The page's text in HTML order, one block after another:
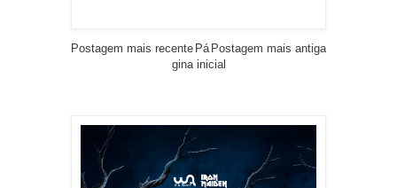
Postagem mais recente Postagem mais antiga
Pá
gina inicial